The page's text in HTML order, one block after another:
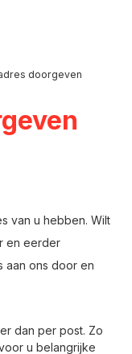
doorgeven
van u hebben. Wilt
en eerder
aan ons door en
dan per post. Zo
u belangrijke